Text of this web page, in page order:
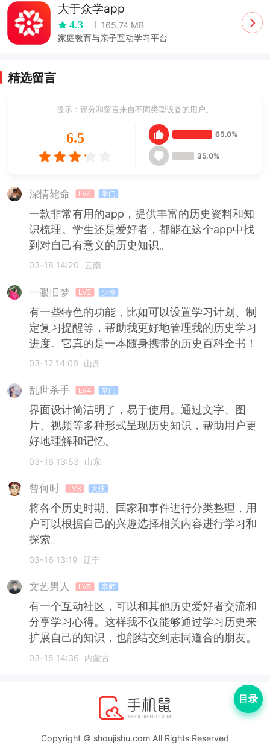
大于众学app
4.3
165.74 MB
家庭教育与亲子互动学习平台
精选留言
提示：评分和留言来自不同类型设备的用户。
6.5 65.0%
35.0%
深情毙命 LV4 掌门
一款非常有用的app，提供丰富的历史资料和知
识梳理。学生还是爱好者，都能在这个app中找
到对自己有意义的历史知识。
03-18 14:20 云南
一眼旧梦 LV2 少侠
有一些特色的功能，比如可以设置学习计划、制
定复习提醒等，帮助我更好地管理我的历史学习
进度。它真的是一本随身携带的历史百科全书！
03-17 14:06 山西
乱世杀手 LV4 掌门
界面设计简洁明了，易于使用。通过文字、图
片、视频等多种形式呈现历史知识，帮助用户更
好地理解和记忆。
03-16 13:53 山东
曾何时 LV3 大侠
将各个历史时期、国家和事件进行分类整理，用
户可以根据自己的兴趣选择相关内容进行学习和
探索。
03-16 13:19 辽宁
文艺男人 LV5 宗师
有一个互动社区，可以和其他历史爱好者交流和
分享学习心得。这样我不仅能够通过学习历史来
扩展自己的知识，也能结交到志同道合的朋友。
03-15 14:36 内蒙古
目录
Copyright © shoujishu.com All Rights Reserved